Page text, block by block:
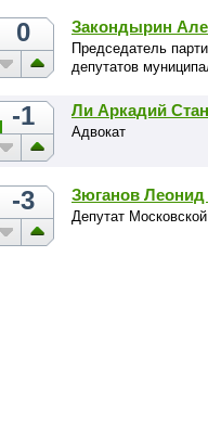
0 Закондырин
Председатель
депутатов
-1 Ли Аркадий
Адвокат
-3 Зюганов
Депутат